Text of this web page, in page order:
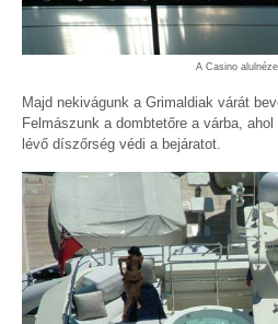
A Casino
Majd nekivágunk a Grimaldiak várát
Felmászunk a dombtetőre a várba,
lévő díszőrség védi a bejáratot.